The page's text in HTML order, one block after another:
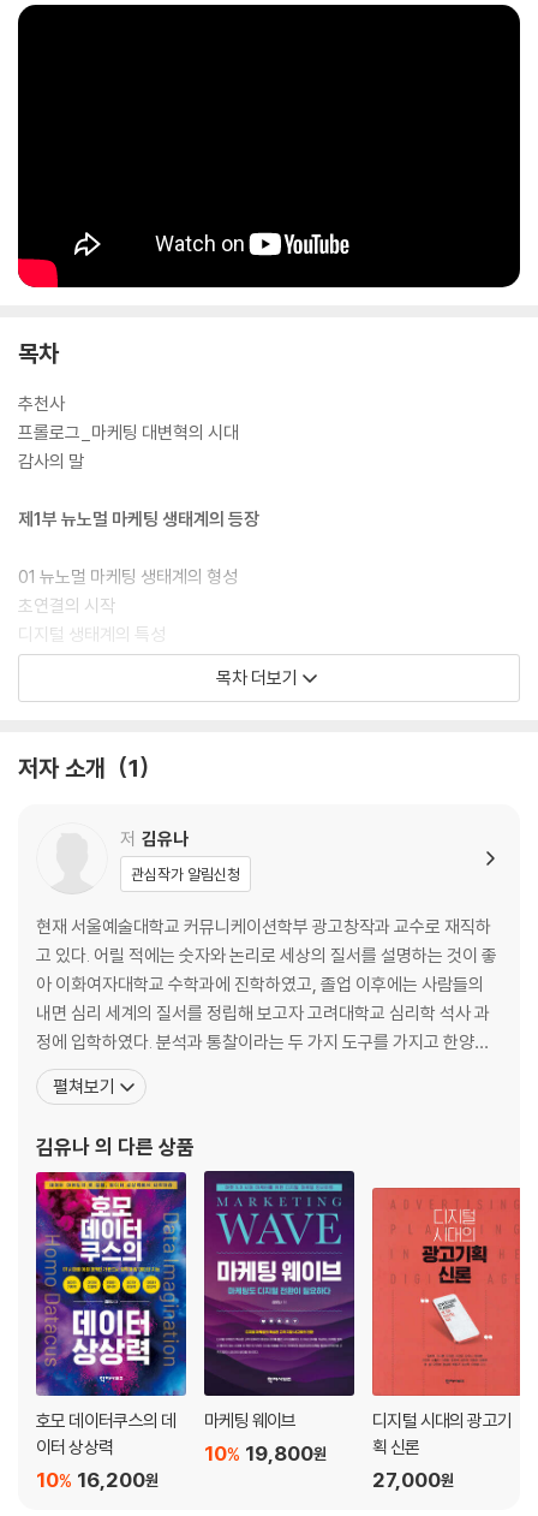
목차
추천사
프롤로그_마케팅 대변혁의 시대
감사의 말
제1부 뉴노멀 마케팅 생태계의 등장
01 뉴노멀 마케팅 생태계의 형성
초연결의 시작
디지털 생태계의 특성
오가닉 생태계로 진화하는 비즈니스 환경
경계 없는 수평 확장의 디지털 플랫폼 생태계
03 마케팅에도 디지털 트랜스포메이션이 필요하다
4차 산업혁명의 마케팅적 의미
제품 중심에서 고객 중심의 설계로
상대성의 파괴가 불러온 절대가치의 중요성
전통 마케팅 vs. 뉴노멀 마케팅
제2부 브랜드 유니버스의 성장
04 플랫폼이란 무엇인가
플랫폼 비즈니스로 가야 하는 이유
플랫폼이 되기 위한 기본 요소들
05 디지털 플랫폼이 분화되고 있다
플랫폼 비즈니스에서 벌어지는 각축전: 플랫폼 vs. 콘텐츠
디지털에 존재하는 다양한 플랫폼
디지털 플랫폼은 어디로 진화하는가
고객에게 다가가는 플랫폼 이원화 전략
06 브랜드가 꿈꾸는 디지털 플랫폼의 세계
고객과 직접 소통하는 D2C 전략
자사몰을 등에 업고 성장하는 스몰 브랜드들
목차 더보기
저자 소개 1
저 김유나
관심작가 알림신청
현재 서울예술대학교 커뮤니케이션학부 광고창작과 교수로 재직하
고 있다. 어릴 적에는 숫자와 논리로 세상의 질서를 설명하는 것이 좋
아 이화여자대학교 수학과에 진학하였고, 졸업 이후에는 사람들의
내면 심리 세계의 질서를 정립해 보고자 고려대학교 심리학 석사 과
정에 입학하였다. 분석과 통찰이라는 두 가지 도구를 가지고 한양대
학교 광고홍보학과 박사 과정에 진학하여 마케팅 커뮤니케이션에 대
한 솔루션을 연구하던 중, 문과와 이과의 성향을 융합할 수 있는 ‘빅데
펼쳐보기
김유나의 다른 상품
호모 데이터쿠스의 데
이터 상상력
16,200원
10%
마케팅 웨이브
19,800원
10%
디지털 시대의 광고기
획 신론
27,000원